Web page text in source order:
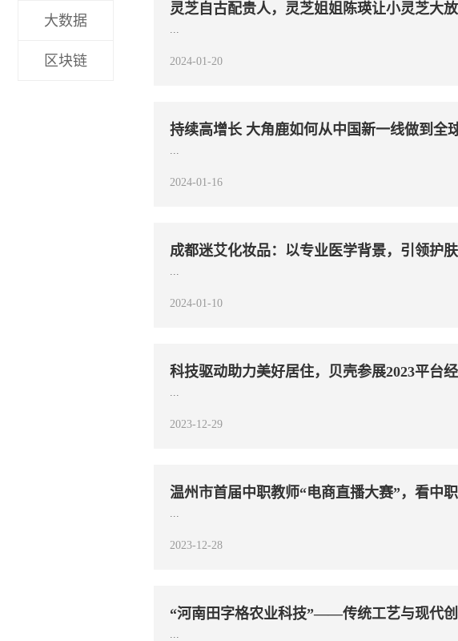
大数据
区块链
灵芝自古配贵人，灵芝姐姐陈瑛让小灵芝大
...
2024-01-20
持续高增长 大角鹿如何从中国新一线做到全
...
2024-01-16
成都迷艾化妆品：以专业医学背景，引领护
...
2024-01-10
科技驱动助力美好居住，贝壳参展2023平台
...
2023-12-29
温州市首届中职教师“电商直播大赛”，看中职
...
2023-12-28
“河南田字格农业科技”——传统工艺与现代
...